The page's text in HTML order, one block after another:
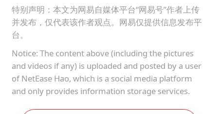
特别声明：本文为网易自媒体平台“网易号”作者上传
并发布，仅代表该作者观点。网易仅提供信息发布平
台。
Notice: The content above (including the pictures
and videos if any) is uploaded and posted by a user
of NetEase Hao, which is a social media platform
and only provides information storage services.